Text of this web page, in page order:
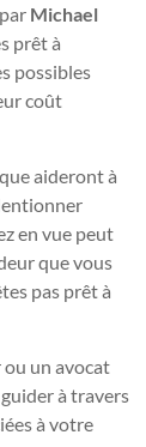
Michael
prêt à
possibles
coût
aideront à
en vue peut
que vous
pas prêt à
un avocat
à travers
à votre